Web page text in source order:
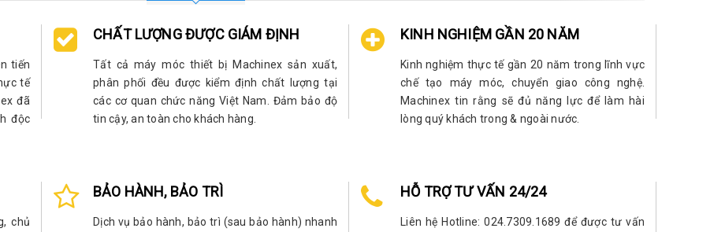
tiến
tế
đã
độc
CHẤT LƯỢNG ĐƯỢC GIÁM ĐỊNH
Tất cả máy móc thiết bị Machinex sản xuất,
phân phối đều được kiểm định chất lượng tại
các cơ quan chức năng Việt Nam. Đảm bảo độ
tin cậy, an toàn cho khách hàng.
KINH NGHIỆM GẦN 20 NĂM
Kinh nghiệm thực tế gần 20 năm trong lĩnh vực
chế tạo máy móc, chuyển giao công nghệ.
Machinex tin rằng sẽ đủ năng lực để làm hài
lòng quý khách trong & ngoài nước.
chủ
BẢO HÀNH, BẢO TRÌ
Dịch vụ bảo hành, bảo trì (sau bảo hành) nhanh
HỖ TRỢ TƯ VẤN 24/24
Liên hệ Hotline: 024.7309.1689 để được tư vấn